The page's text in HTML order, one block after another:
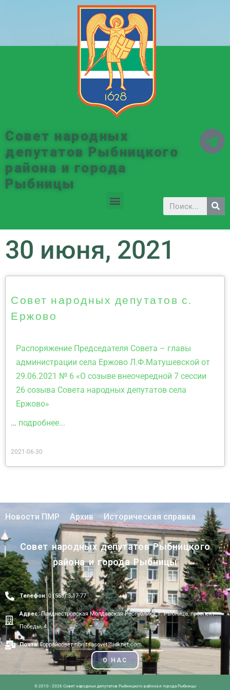
Совет народных
депутатов Рыбницкого
района и города
Рыбницы
30 июня, 2021
Совет народных депутатов с.
Ержово
Распоряжение Председателя Совета – главы
администрации села Ержово Л.Ф.Матушевской от
29.06.2021 № 6 «О созыве внеочередной 7 сессии
26 созыва Совета народных депутатов села
Ержово»
… подробнее...
2021-06-30
Новости ПМР Архив Историческая справка
Совет народных депутатов Рыбницкого
района и города Рыбницы
Телефон:0 (555) 3-17-77
Адрес:Приднестровская Молдавская Республика, г. Рыбница, проспект
Победы, 4.
Почта:Горрайсовет ribnitsasovet@idknet.com
О НАС
© 2010 - 2026 Совет народных депутатов Рыбницкого района и города Рыбницы